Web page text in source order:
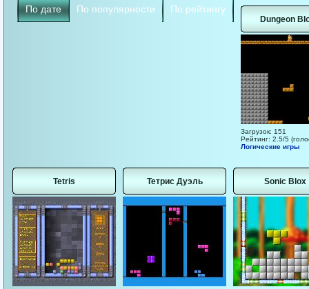
По дате По популярности По рейтингу
Dungeon
Загрузок: 151
Рейтинг: 2.5/5
Логические игры
Tetris Тетрис Дуэль Sonic Blox